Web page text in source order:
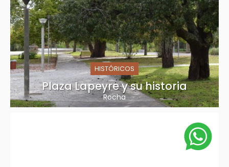
HISTÓRICOS
Plaza Lapeyre y su historia
Rocha